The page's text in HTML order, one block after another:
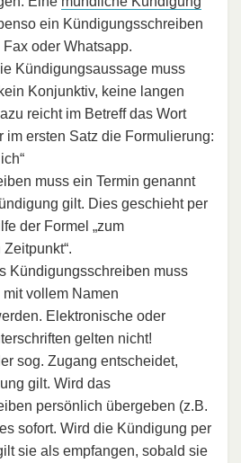
ein Kündigungsschreiben
oder Whatsapp.
Kündigungsaussage muss
Konjunktiv, keine langen
reicht im Betreff das Wort
im ersten Satz die Formulierung:
muss ein Termin genannt
gilt. Dies geschieht per
der Formel „zum
Kündigungsschreiben muss
vollem Namen
Elektronische oder
gelten nicht!
sog. Zugang entscheidet,
gilt. Wird das
persönlich übergeben (z.B.
sofort. Wird die Kündigung per
sie als empfangen, sobald sie